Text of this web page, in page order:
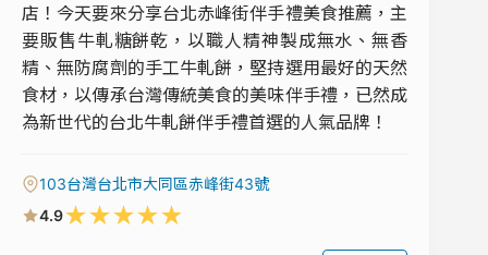
店！今天要來分享台北赤峰街伴手禮美食推薦，主
要販售牛軋糖餅乾，以職人精神製成無水、無香
精、無防腐劑的手工牛軋餅，堅持選用最好的天然
食材，以傳承台灣傳統美食的美味伴手禮，已然成
為新世代的台北牛軋餅伴手禮首選的人氣品牌！
103台灣台北市大同區赤峰街43號
4.9★★★★★